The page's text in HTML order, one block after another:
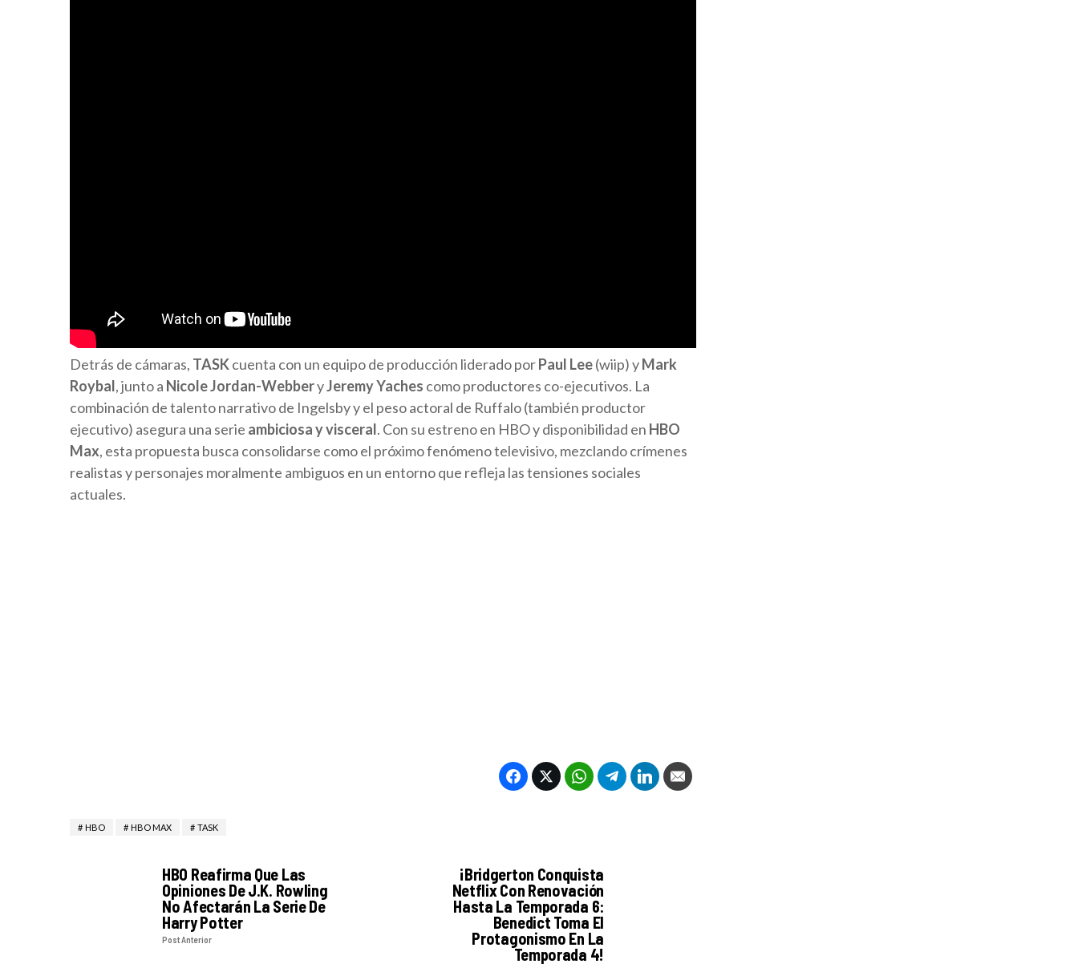
Detrás de cámaras, TASKcuenta con un equipo de producción liderado porPaul Lee(wiip) yMark
Roybal, junto a Nicole Jordan-WebberyJeremy Yaches como productores co-ejecutivos. La
combinación de talento narrativo de Ingelsby y el peso actoral de Ruffalo (también productor
ejecutivo) asegura una serie ambiciosa y visceral. Con su estreno en HBO y disponibilidad en HBO
Max, esta propuesta busca consolidarse como el próximo fenómeno televisivo, mezclando crímenes
realistas y personajes moralmente ambiguos en un entorno que refleja las tensiones sociales
actuales.
HBO HBO MAX TASK
HBO Reafirma Que Las
Opiniones De J.K. Rowling
No Afectarán La Serie De
Harry Potter
Post Anterior
¡Bridgerton Conquista
Netflix Con Renovación
Hasta La Temporada 6:
Benedict Toma El
Protagonismo En La
Temporada 4!